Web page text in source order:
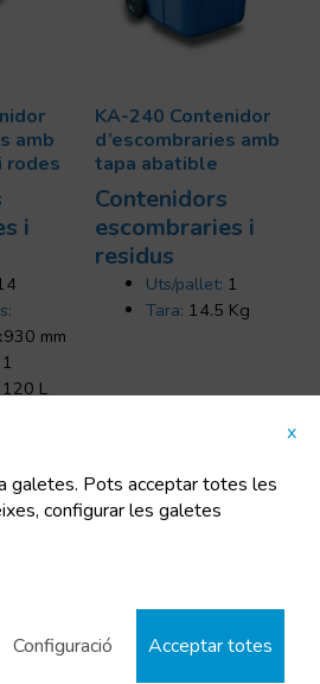
amb
rodes
i
mm
1
120 L
KA-240 Contenidor
d’escombraries amb
tapa abatible
Contenidors
escombraries i
residus
Uts/pallet: 1
Tara: 14.5 Kg
galetes. Pots acceptar totes les
configurar les galetes
x
Acceptar totes
Configuració